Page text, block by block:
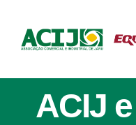
conteúdo
ACIJ